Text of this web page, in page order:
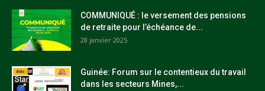
COMMUNIQUÉ : le versement des pensions
de retraite pour l’échéance de...
28 janvier 2025
Guinée: Forum sur le contentieux du travail
dans les secteurs Mines,...